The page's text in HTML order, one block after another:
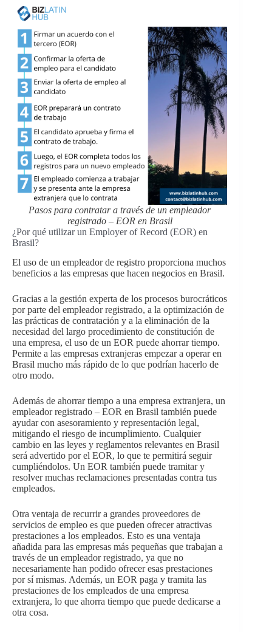
Pasos para contratar a través de un empleador
registrado – EOR en Brasil
¿Por qué utilizar un Employer of Record (EOR) en
Brasil?
El uso de un empleador de registro proporciona muchos
beneficios a las empresas que hacen negocios en Brasil.
Gracias a la gestión experta de los procesos burocráticos
por parte del empleador registrado, a la optimización de
las prácticas de contratación y a la eliminación de la
necesidad del largo procedimiento de constitución de
una empresa, el uso de un EOR puede ahorrar tiempo.
Permite a las empresas extranjeras empezar a operar en
Brasil mucho más rápido de lo que podrían hacerlo de
otro modo.
Además de ahorrar tiempo a una empresa extranjera, un
empleador registrado – EOR en Brasil también puede
ayudar con asesoramiento y representación legal,
mitigando el riesgo de incumplimiento. Cualquier
cambio en las leyes y reglamentos relevantes en Brasil
será advertido por el EOR, lo que te permitirá seguir
cumpliéndolos. Un EOR también puede tramitar y
resolver muchas reclamaciones presentadas contra tus
empleados.
Otra ventaja de recurrir a grandes proveedores de
servicios de empleo es que pueden ofrecer atractivas
prestaciones a los empleados. Esto es una ventaja
añadida para las empresas más pequeñas que trabajan a
través de un empleador registrado, ya que no
necesariamente han podido ofrecer esas prestaciones
por sí mismas. Además, un EOR paga y tramita las
prestaciones de los empleados de una empresa
extranjera, lo que ahorra tiempo que puede dedicarse a
otra cosa.